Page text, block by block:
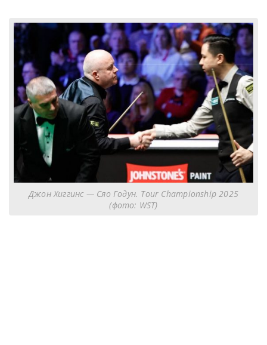
Джон Хиггинс — Сяо Годун. Tour Championship 2025
(фото: WST)